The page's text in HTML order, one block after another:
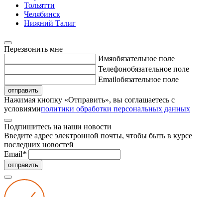
Тольятти
Челябинск
Нижний Талиг
Перезвонить мне
Имяобязательное поле
Телефонобязательное поле
Emailобязательное поле
отправить
Нажимая кнопку «Отправить», вы соглашаетесь с
условиямиполитики обработки персональных данных
Подпишитесь на наши новости
Введите адрес электронной почты, чтобы быть в курсе
последних новостей
Email*
отправить